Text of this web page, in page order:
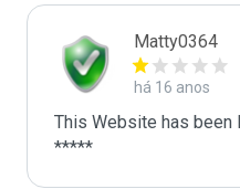
Matty0364
há 16 anos
This Website has
*****